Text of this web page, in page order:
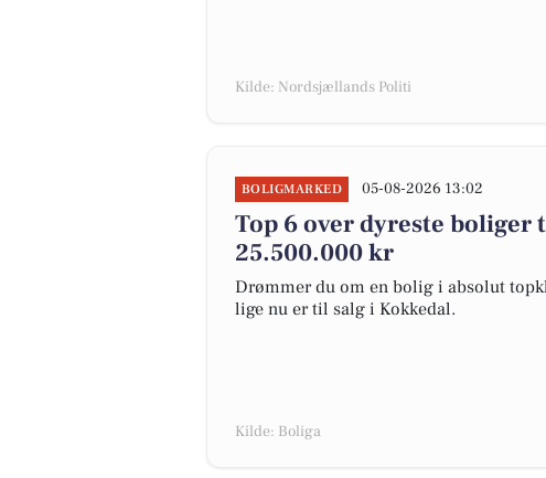
Kilde: Nordsjællands Politi
BOLIGMARKED 05-08-2026 13:02
Top 6 over dyreste
25.500.000 kr
Drømmer du om en bolig i absolut
lige nu er til salg i Kokkedal.
Kilde: Boliga